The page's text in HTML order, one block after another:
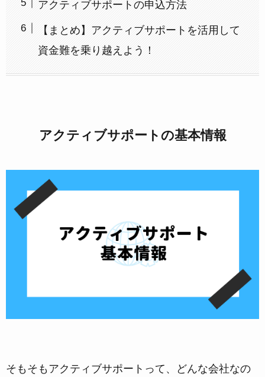
アクティブサポートの申込方法
【まとめ】アクティブサポートを活用して
資金難を乗り越えよう！
アクティブサポートの基本情報
そもそもアクティブサポートって、どんな会社なの